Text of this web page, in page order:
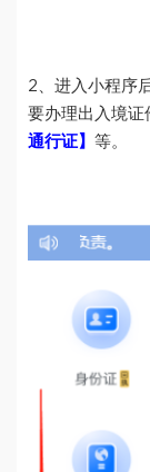
2、进入小程序
要办理出入境证
通行证】 等。